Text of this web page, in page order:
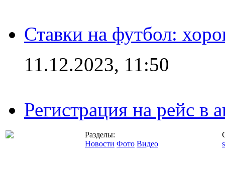
Ставки на футбол:
11.12.2023, 11:50
Регистрация на рейс в
Разделы:
Новости Фото Видео